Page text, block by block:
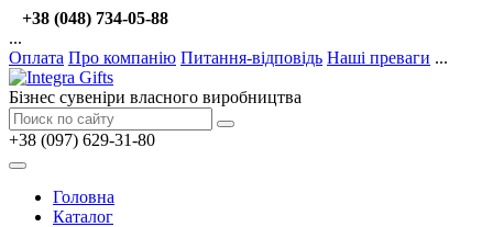
+38 (048) 734-05-88
...
Оплата Про компанію Питання-відповідь Наші преваги ...
Бізнес сувеніри власного виробництва
+38 (097) 629-31-80
Головна
Каталог